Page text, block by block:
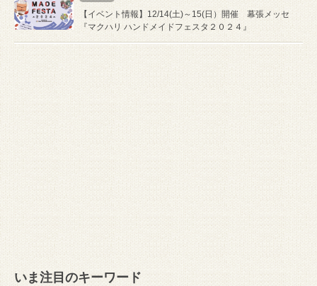
【イベント情報】12/14(土)～15(日）開催 幕張メッセ
『マクハリ ハンドメイドフェスタ２０２４』
いま注目のキーワード